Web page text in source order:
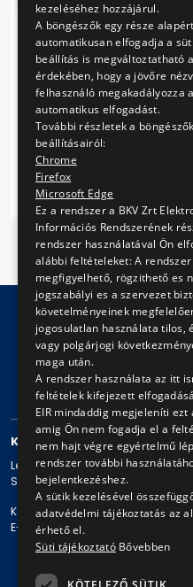
Előző 1 2
16 17 18
©
Impresszum Jogi
Adatvédelmi politika és
KAPCSOLAT
Levelezési cím: 1980 Budapest, Pf.
Székhely: 1980 Budapest, Akácfa
Központi telefonszám: + 36 1
E-mail cím: bkv@bkv.hu
kezeléséhez hozzájárul.
A böngészők egy része
automatikusan elfogadja a
beállítás is megváltoztatható
érdekében, hogy a jövőre
felhasználó megakadályozza
automatikus elfogadást.
További részletek a
beállításairól:
Chrome
Firefox
Microsoft Edge
Ez a rendszer a BKV Zrt
Információs Rendszerének
rendszer használatával Ön
alábbi feltételeket: A
megfigyelhető, rögzithető es
jogszabályi es a szervezet
követelményeinek
jogosulatlan használata tilos,
vagy polgárjogi
maga után.
A rendszer használata az itt
feltételek kifejezett
EIR mindaddig megjeleníti ezt
amig Ön nem fogadja el a
nem hajt végre egyértelmű
rendszer további
bejelentkezéshez.
A sütik kezelésével
adatvédelmi tájékoztatás az
érhető el.
Süti tájékoztató Bővebben